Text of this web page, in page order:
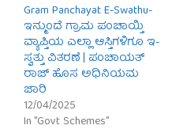
Gram Panchayat E-Swathu-
ಇನ್ಮುಂದೆ ಗ್ರಾಮ ಪಂಚಾಯ್ತಿ
ವ್ಯಾಪ್ತಿಯ ಎಲ್ಲಾ ಆಸ್ತಿಗಳಿಗೂ ಇ-
ಸ್ವತ್ತು ವಿತರಣೆ | ಪಂಚಾಯತ್
ರಾಜ್ ಹೊಸ ಅಧಿನಿಯಮ
ಜಾರಿ
12/04/2025
In "Govt Schemes"